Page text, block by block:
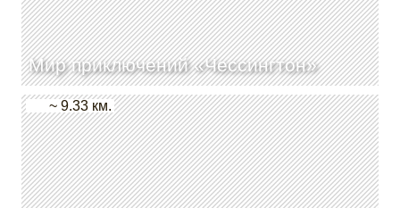
Мир приключений «Чессингтон»
~ 9.33 км.